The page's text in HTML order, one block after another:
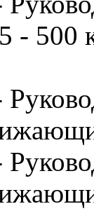
- 500